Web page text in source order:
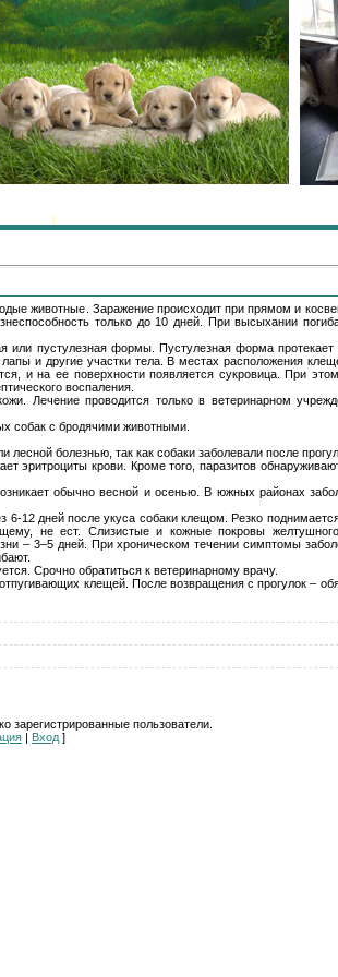
|
животные. Заражение происходит при прямом и
только до 10 дней. При высыхании
пустулезная формы. Пустулезная форма протекает
и другие участки тела. В местах расположения
и на ее поверхности появляется сукровица. При
воспаления.
Лечение проводится только в ветеринарном
собак с бродячими животными.
болезнью, так как собаки заболевали после
эритроциты крови. Кроме того, паразитов
обычно весной и осенью. В южных районах
6-12 дней после укуса собаки клещом. Резко
не ест. Слизистые и кожные покровы
– 3–5 дней. При хроническом течении симптомы
Срочно обратиться к ветеринарному врачу.
клещей. После возвращения с прогулок –
зарегистрированные пользователи.
| Вход ]